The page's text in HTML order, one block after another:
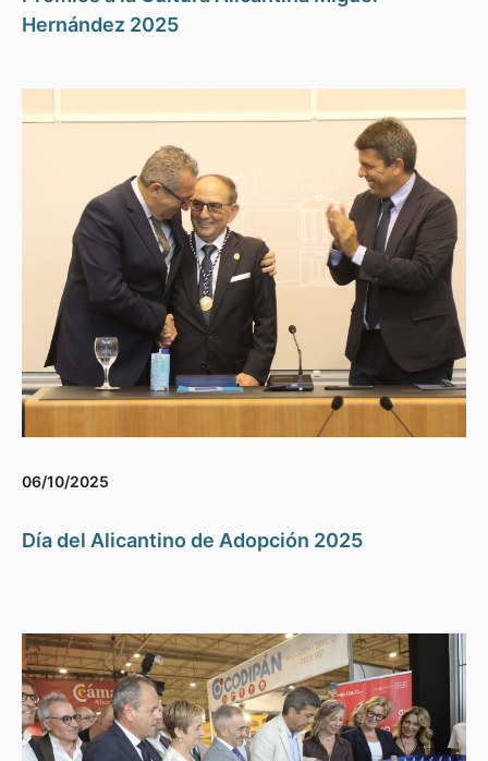
Hernández 2025
06/10/2025
Día del Alicantino de Adopción 2025